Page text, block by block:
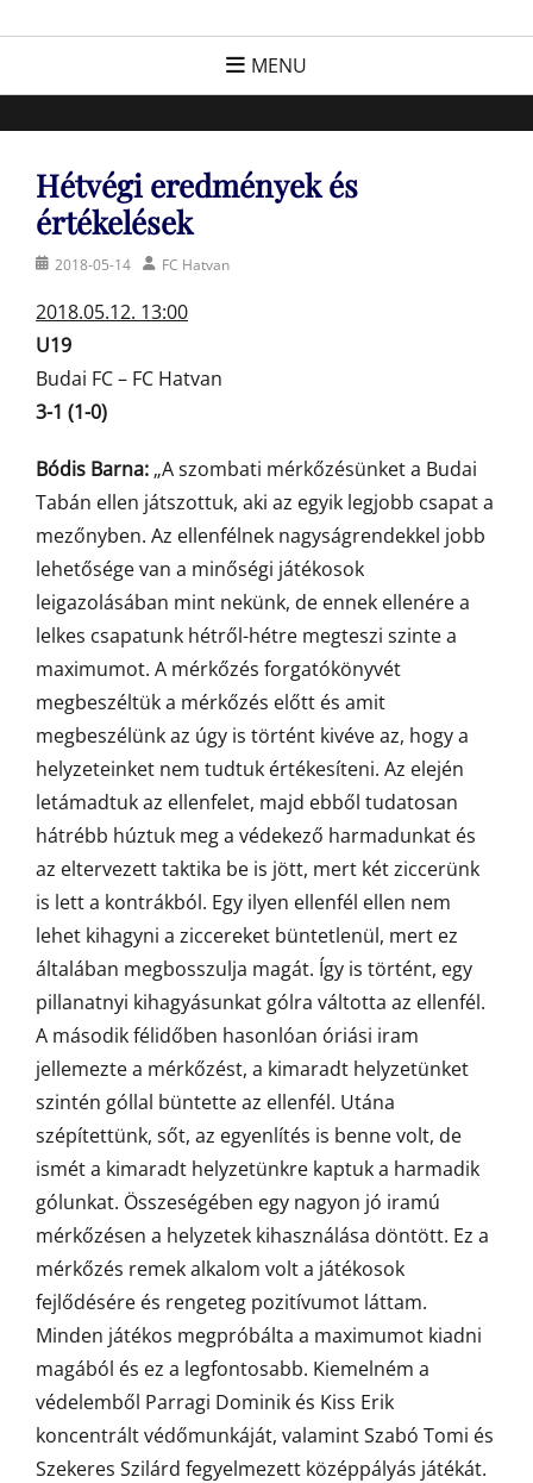
FC Hatvan
Egyesület a hatvani labdarúgásért, sportért!
MENU
Hétvégi eredmények és
értékelések
Posted2018-05-14 AuthorFC Hatvan
2018.05.12. 13:00
U19
Budai FC – FC Hatvan
3-1 (1-0)
Bódis Barna: „A szombati mérkőzésünket a Budai
Tabán ellen játszottuk, aki az egyik legjobb csapat a
mezőnyben. Az ellenfélnek nagyságrendekkel jobb
lehetősége van a minőségi játékosok
leigazolásában mint nekünk, de ennek ellenére a
lelkes csapatunk hétről-hétre megteszi szinte a
maximumot. A mérkőzés forgatókönyvét
megbeszéltük a mérkőzés előtt és amit
megbeszélünk az úgy is történt kivéve az, hogy a
helyzeteinket nem tudtuk értékesíteni. Az elején
letámadtuk az ellenfelet, majd ebből tudatosan
hátrébb húztuk meg a védekező harmadunkat és
az eltervezett taktika be is jött, mert két ziccerünk
is lett a kontrákból. Egy ilyen ellenfél ellen nem
lehet kihagyni a ziccereket büntetlenül, mert ez
általában megbosszulja magát. Így is történt, egy
pillanatnyi kihagyásunkat gólra váltotta az ellenfél.
A második félidőben hasonlóan óriási iram
jellemezte a mérkőzést, a kimaradt helyzetünket
szintén góllal büntette az ellenfél. Utána
szépítettünk, sőt, az egyenlítés is benne volt, de
ismét a kimaradt helyzetünkre kaptuk a harmadik
gólunkat. Összeségében egy nagyon jó iramú
mérkőzésen a helyzetek kihasználása döntött. Ez a
mérkőzés remek alkalom volt a játékosok
fejlődésére és rengeteg pozitívumot láttam.
Minden játékos megpróbálta a maximumot kiadni
magából és ez a legfontosabb. Kiemelném a
védelemből Parragi Dominik és Kiss Erik
koncentrált védőmunkáját, valamint Szabó Tomi és
Szekeres Szilárd fegyelmezett középpályás játékát.